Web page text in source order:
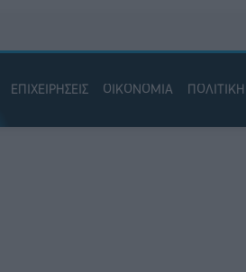
ΕΠΙΧΕΙΡΗΣΕΙΣ ΟΙΚΟΝΟΜΙΑ ΠΟΛΙΤΙΚΗ